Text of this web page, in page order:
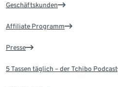
Geschäftskunden
Affiliate Programm
Presse
5 Tassen täglich – der Tchibo Podcast